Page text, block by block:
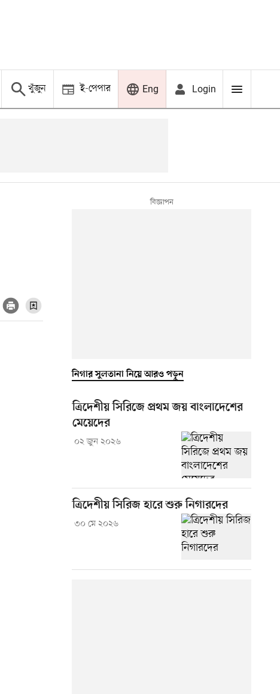
খুঁজুন ই-পেপার Eng Login
নিগার সুলতানা নিয়ে আরও পড়ুন
ত্রিদেশীয় সিরিজে প্রথম জয় বাংলাদেশের
মেয়েদের
০২ জুন ২০২৬
ত্রিদেশীয় সিরিজ হারে শুরু নিগারদের
৩০ মে ২০২৬